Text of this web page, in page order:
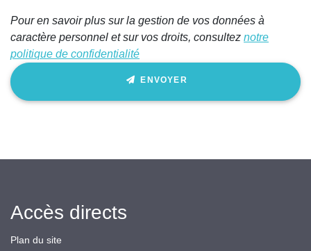
Pour en savoir plus sur la gestion de vos données à
caractère personnel et sur vos droits, consultez notre
politique de confidentialité
ENVOYER
Accès directs
Plan du site